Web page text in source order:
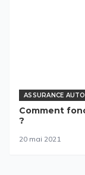
ASSURANCE
Comment
?
20 mai 2021